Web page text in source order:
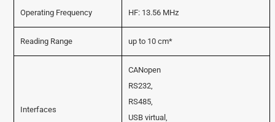
Operating Frequency HF: 13.56 MHz
Reading Range up to 10 cm*
Interfaces
CANopen
RS232,
RS485,
USB virtual,